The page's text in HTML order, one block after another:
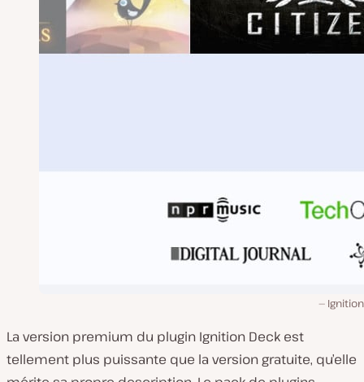
La version premium du plugin Ignition Deck est
tellement plus puissante que la version gratuite, qu’elle